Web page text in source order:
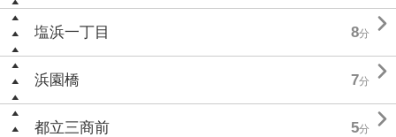
塩浜一丁目 8分 
浜園橋 7分 
都立三商前 5分 